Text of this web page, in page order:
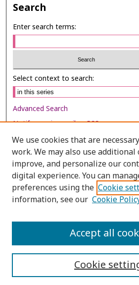
Search
Enter search terms:
Select context to search:
Advanced Search
Notify me via email orRSS
Browse
Collections
Disciplines
Authors
We use cookies that are
work. We may also use additional
improve, and personalize our
digital experience. You can
preferences using the Cookie
information, see our Cookie
Cookie
Accept all